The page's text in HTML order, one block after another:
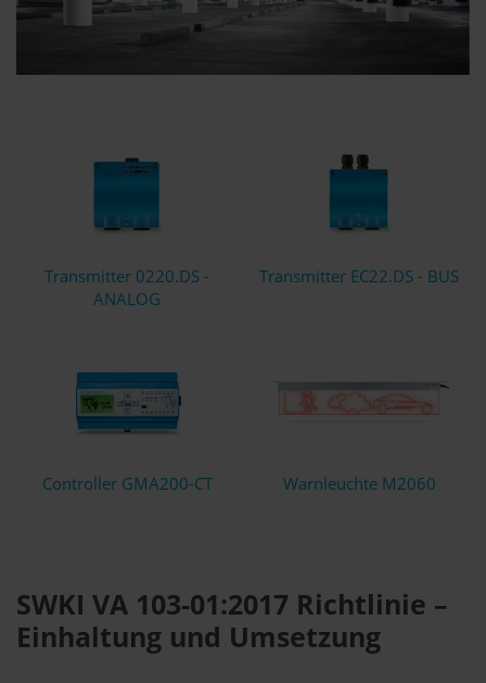
Transmitter 0220.DS -
ANALOG
Transmitter EC22.DS - BUS
Controller GMA200-CT Warnleuchte M2060
SWKI VA 103-01:2017 Richtlinie –
Einhaltung und Umsetzung